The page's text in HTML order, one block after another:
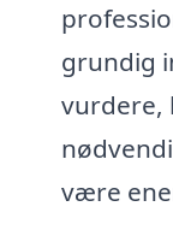
grundig
vurdere,
være